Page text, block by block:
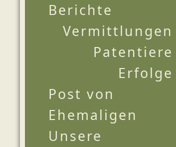
Berichte
Vermittlungen
Patentiere
Erfolge
Post von
Ehemaligen
Unsere